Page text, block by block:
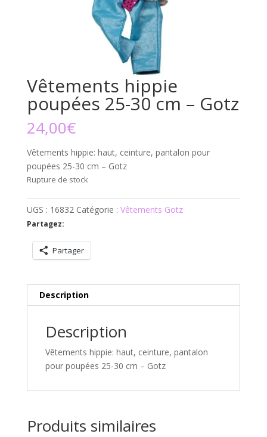
Vêtements hippie
poupées 25-30 cm – Gotz
24,00€
Vêtements hippie: haut, ceinture, pantalon pour
poupées 25-30 cm – Gotz
Rupture de stock
UGS : 16832 Catégorie : Vêtements Gotz
Partagez:
Partager
Description
Description
Vêtements hippie: haut, ceinture, pantalon
pour poupées 25-30 cm – Gotz
Produits similaires